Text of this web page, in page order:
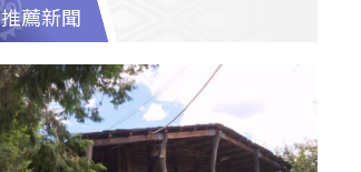
推薦新聞